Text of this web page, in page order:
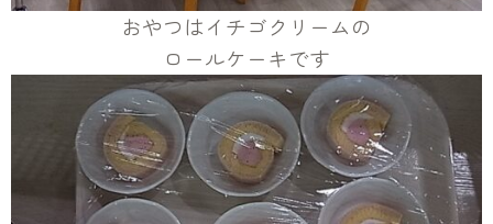
おやつはイチゴクリームの
ロールケーキです